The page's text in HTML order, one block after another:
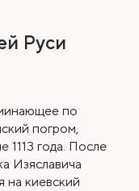
Руси
по
погром,
1113 года. После
Изяславича
на киевский